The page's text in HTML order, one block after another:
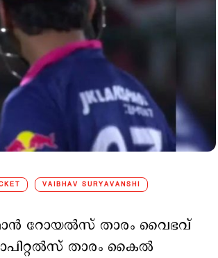
VAIBHAV SURYAVANSHI
റോയൽസ് താരം വൈഭവ്
താരം കൈൽ